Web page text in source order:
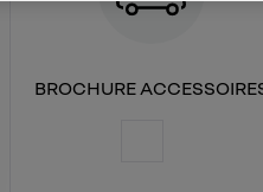
BROCHURE